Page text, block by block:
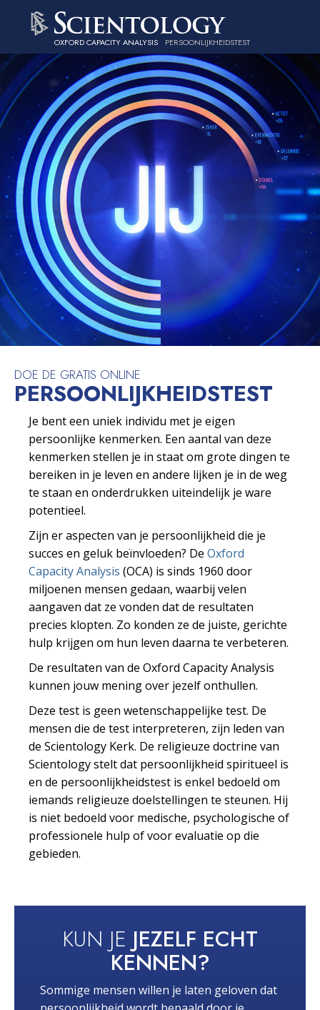
OXFORD CAPACITY ANALYSIS PERSOONLIJKHEIDSTEST
DOE DE GRATIS ONLINE
PERSOONLIJKHEIDS­TEST
Je bent een uniek individu met je eigen
persoonlijke kenmerken. Een aantal van deze
kenmerken stellen je in staat om grote dingen te
bereiken in je leven en andere lijken je in de weg
te staan en onderdrukken uiteindelijk je ware
potentieel.
Zijn er aspecten van je persoonlijkheid die je
succes en geluk beïnvloeden? De Oxford
Capacity Analysis (OCA) is sinds 1960 door
miljoenen mensen gedaan, waarbij velen
aangaven dat ze vonden dat de resultaten
precies klopten. Zo konden ze de juiste, gerichte
hulp krijgen om hun leven daarna te verbeteren.
De resultaten van de Oxford Capacity Analysis
kunnen jouw mening over jezelf onthullen.
Deze test is geen wetenschappelijke test. De
mensen die de test interpreteren, zijn leden van
de Scientology Kerk. De religieuze doctrine van
Scientology stelt dat persoonlijkheid spiritueel is
en de persoonlijkheidstest is enkel bedoeld om
iemands religieuze doelstellingen te steunen. Hij
is niet bedoeld voor medische, psychologische of
professionele hulp of voor evaluatie op die
gebieden.
KUN JE JEZELF ECHT
KENNEN?
Sommige mensen willen je laten geloven dat